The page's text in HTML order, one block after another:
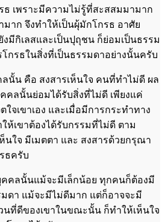
ธ เพราะมีความไม่รู้ที่สะสสมมามาก
มาก จึงทำให้เป็นผุ้มักโกรธ อาศัย
มีกิเลสและเป็นปุถุชน ก็ย่อมเป็นธรรม
โกรธในสิ่งที่เป็นธรรมดาอย่างนั้นครับ
นั้น คือ สงสารเห็นใจ คนที่ทำไม่ดี ผล
คลนั้นย่อมได้รับสิ่งที่ไม่ดี เพียงแค่
ใจเขาเอง และเมื่อมีการกระทำทาง
ห้เขาต้องได้รับกรรมที่ไม่ดี ตาม
นใจ มีเมตตา และ สงสารด้วยกรุณา
ธครับ
คลนั้นแม้จะมีเล็กน้อย ทุกคนก็ต้องมี
ดา แม้จะมีไม่ดีมาก แต่ก็อาจจะมี
ที่ดีของเขาในขณะนั้น ก็ทำให้เห็นใจ